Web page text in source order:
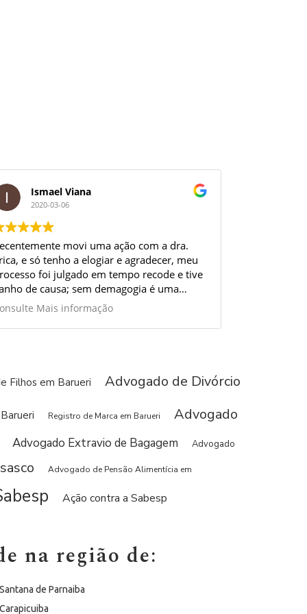
Ismael Viana
2020-03-06
movi uma ação com a dra.
e só tenho a elogiar e agradecer, meu
foi julgado em tempo recode e tive
de causa; sem demagogia é uma
profissional, por isso estou
comentando e recomendando!
Mais informação
Filhos em Barueri
Advogado de Divórcio
Registro de Marca em Barueri
Advogado
Advogado Extravio de Bagagem Advogado
Advogado de Pensão Alimentícia em
Ação contra a Sabesp
na região de:
Santana de Parnaiba
Carapicuiba